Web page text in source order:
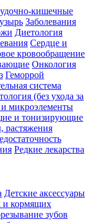
кишечные
Заболевания
Диетология
Сердце и
кровообращение
Онкология
Геморрой
система
(без ухода за
микроэлементы
и тонизирующие
Редкие лекарства
Детские аксессуары
и кормящих
зубов